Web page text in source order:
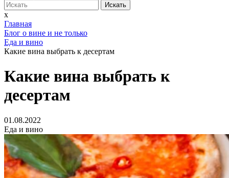
Искать
x
Главная
Блог о вине и не только
Еда и вино
Какие вина выбрать к десертам
Какие вина выбрать к
десертам
01.08.2022
Еда и вино